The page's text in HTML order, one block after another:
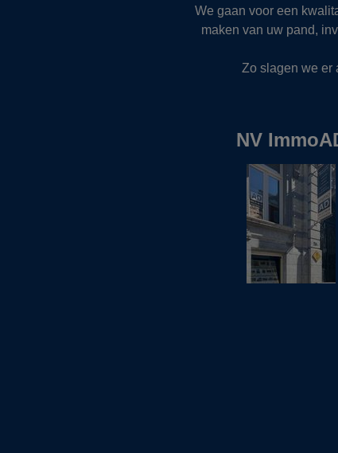
We gaan voor een
maken van uw pand,
Zo slagen we er
NV